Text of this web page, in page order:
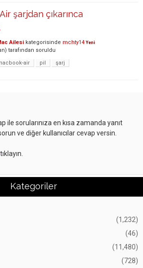
şarjdan çıkarınca
Ailesi kategorisinde mchty14 Yeni
tarafından soruldu
air pil
şarj
ile sorularınıza en kısa zamanda yanıt
ve diğer kullanıcılar cevap versin.
tıklayın.
Kategoriler
(1,232)
(46)
(11,480)
(728)